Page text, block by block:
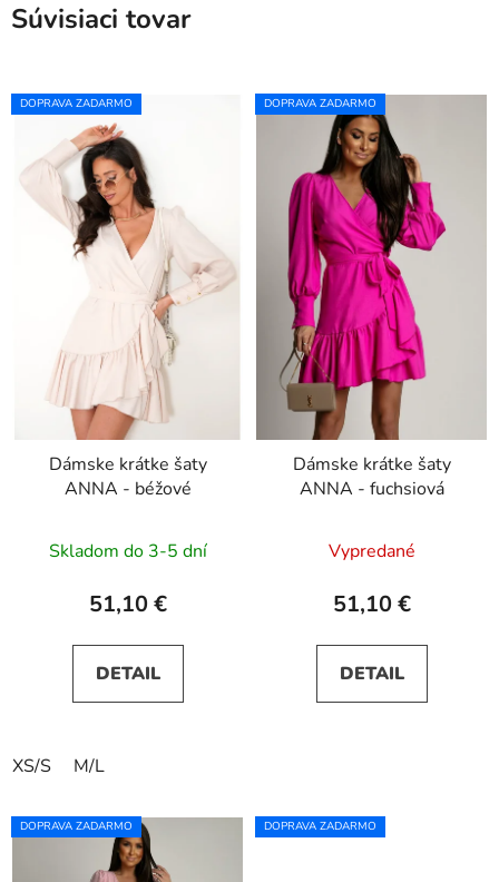
Súvisiaci tovar
DOPRAVA ZADARMO
Dámske krátke šaty
ANNA - béžové
Skladom do 3-5 dní
51,10 €
DETAIL
XS/S M/L
DOPRAVA ZADARMO
Dámske krátke šaty
ANNA - fuchsiová
Vypredané
51,10 €
DETAIL
DOPRAVA ZADARMO DOPRAVA ZADARMO